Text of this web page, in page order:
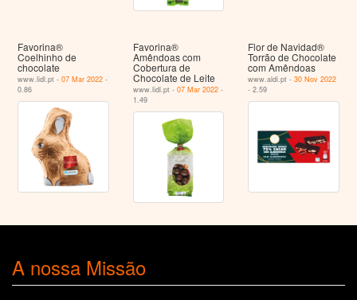
Favorina®
Coelhinho de
chocolate
www.lidl.pt -07 Mar 2022 -
0.86
Favorina®
Amêndoas com
Cobertura de
Chocolate de Leite
www.lidl.pt - 07 Mar 2022-
1.49
Flor de Navidad®
Torrão de Chocolate
com Amêndoas
www.aldi.pt -30 Nov 2022
- 2.59
A nossa Missão